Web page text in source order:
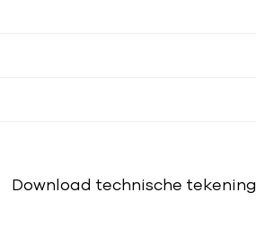
Download technische tekening